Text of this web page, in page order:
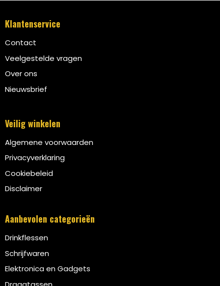
Klantenservice
Contact
Veelgestelde vragen
Over ons
Nieuwsbrief
Veilig winkelen
Algemene voorwaarden
Privacyverklaring
Cookiebeleid
Disclaimer
Aanbevolen categorieën
Drinkflessen
Schrijfwaren
Elektronica en Gadgets